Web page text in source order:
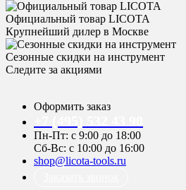
Официальный товар LICOTA
Крупнейший дилер в Москве
Сезонные скидки на инструмент
Следите за акциями
Оформить заказ
Пн-Пт: с 9:00 до 18:00
Сб-Вс: с 10:00 до 16:00
shop@licota-tools.ru